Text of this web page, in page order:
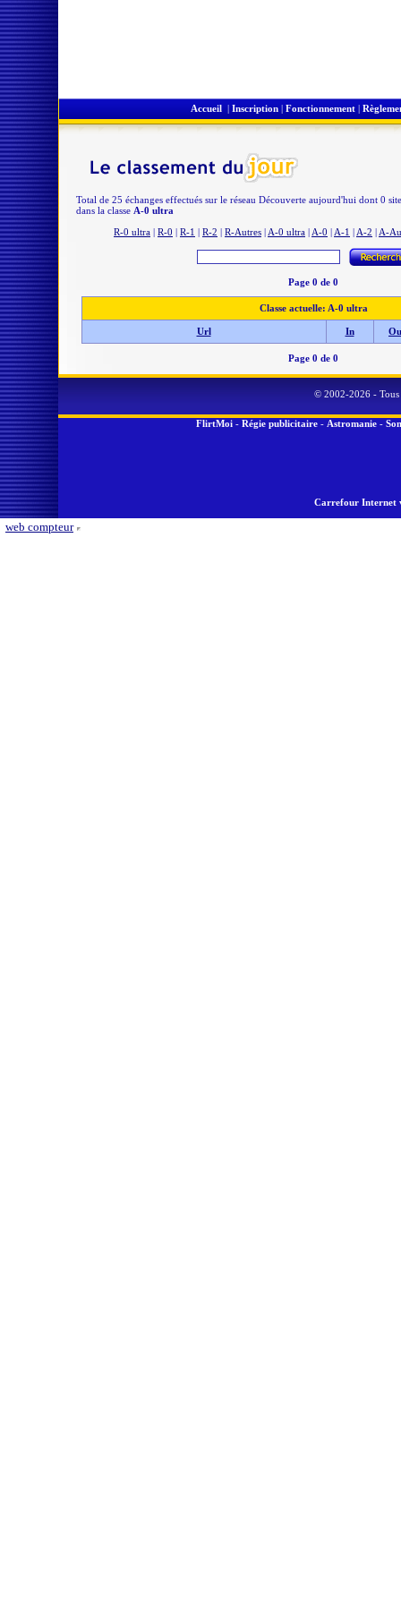
Accueil | Inscription | Fonctionnement |
Total de 25 échanges effectués sur le réseau Découverte aujourd'hui dont 0
dans la classe A-0 ultra
R-0 ultra | R-0 | R-1 | R-2 | R-Autres | A-0 ultra | A-0 | A-1 | A-2 | A-
Page 0 de 0
Classe actuelle: A-0 ultra
Url In
Page 0 de 0
© 2002-2026 - Tous
FlirtMoi - Régie publicitaire - Astromanie -
Carrefour Internet
web compteur